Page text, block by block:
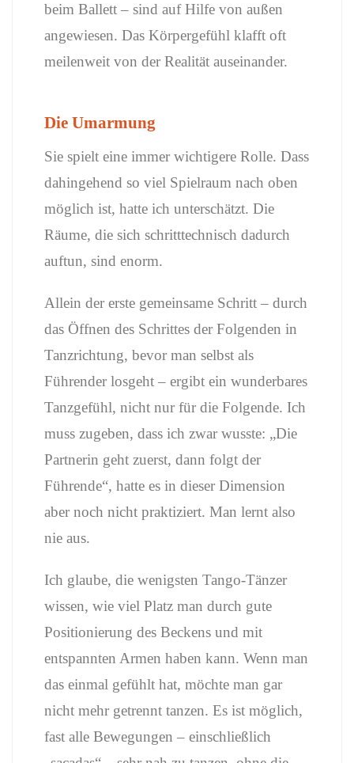
beim Ballett – sind auf Hilfe von außen
angewiesen. Das Körpergefühl klafft oft
meilenweit von der Realität auseinander.
Die Umarmung
Sie spielt eine immer wichtigere Rolle. Dass
dahingehend so viel Spielraum nach oben
möglich ist, hatte ich unterschätzt. Die
Räume, die sich schritttechnisch dadurch
auftun, sind enorm.
Allein der erste gemeinsame Schritt – durch
das Öffnen des Schrittes der Folgenden in
Tanzrichtung, bevor man selbst als
Führender losgeht – ergibt ein wunderbares
Tanzgefühl, nicht nur für die Folgende. Ich
muss zugeben, dass ich zwar wusste: „Die
Partnerin geht zuerst, dann folgt der
Führende“, hatte es in dieser Dimension
aber noch nicht praktiziert. Man lernt also
nie aus.
Ich glaube, die wenigsten Tango-Tänzer
wissen, wie viel Platz man durch gute
Positionierung des Beckens und mit
entspannten Armen haben kann. Wenn man
das einmal gefühlt hat, möchte man gar
nicht mehr getrennt tanzen. Es ist möglich,
fast alle Bewegungen – einschließlich